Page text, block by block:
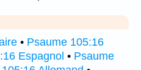
• Psaume 105:16
Espagnol • Psaume